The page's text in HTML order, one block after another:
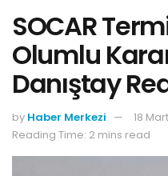
SOCAR
Olumlu
Danıştay
by Haber Merkezi
18
Reading Time: 2 mins read